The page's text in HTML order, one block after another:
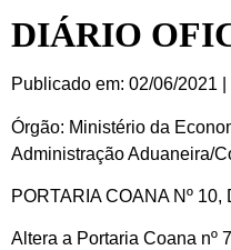
DIÁRIO
Publicado em: 02/06/2021
Órgão: Ministério da
Administração Aduaneira/
PORTARIA COANA Nº
Altera a Portaria Coana nº